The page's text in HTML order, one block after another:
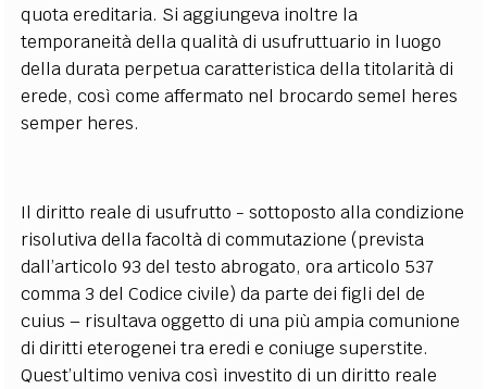
quota ereditaria. Si aggiungeva inoltre la
temporaneità della qualità di usufruttuario in luogo
della durata perpetua caratteristica della titolarità di
erede, così come affermato nel brocardo semel heres
semper heres.
Il diritto reale di usufrutto - sottoposto alla condizione
risolutiva della facoltà di commutazione (prevista
dall’articolo 93 del testo abrogato, ora articolo 537
comma 3 del Codice civile) da parte dei figli del de
cuius – risultava oggetto di una più ampia comunione
di diritti eterogenei tra eredi e coniuge superstite.
Quest’ultimo veniva così investito di un diritto reale